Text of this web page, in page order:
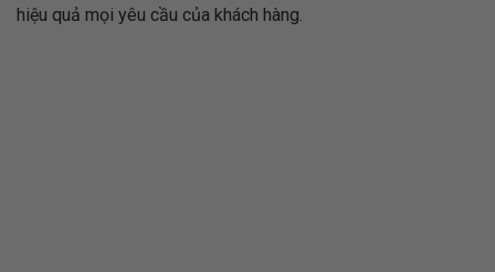
hiệu quả mọi yêu cầu của khách hàng.